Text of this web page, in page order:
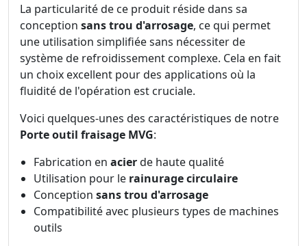
La particularité de ce produit réside dans sa
conception sans trou d'arrosage, ce qui permet
une utilisation simplifiée sans nécessiter de
système de refroidissement complexe. Cela en fait
un choix excellent pour des applications où la
fluidité de l'opération est cruciale.
Voici quelques-unes des caractéristiques de notre
Porte outil fraisage MVG:
Fabrication en acierde haute qualité
Utilisation pour le rainurage circulaire
Conception sans trou d'arrosage
Compatibilité avec plusieurs types de machines
outils